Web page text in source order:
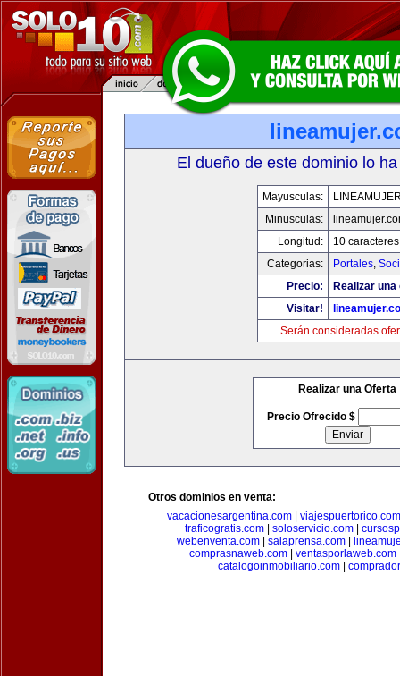
El dueño de este dominio lo
Mayusculas:
Minusculas:
Longitud:
10 caracteres
Categorias:
Portales,
Precio:
Realizar
Visitar!
Serán consideradas
Realizar una Oferta
Precio Ofrecido $
Otros dominios en venta:
vacacionesargentina.com
viajespuertorico.com
traficogratis.com| soloservicio.com|
webenventa.com
salaprensa.com
comprasnaweb.com
ventasporlaweb.com
catalogoinmobiliario.com|